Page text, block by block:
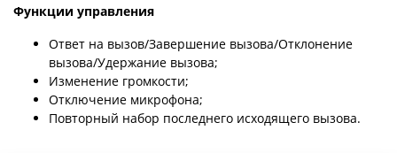
Функции управления
Ответ на вызов/Завершение вызова/Отклонение
вызова/Удержание вызова;
Изменение громкости;
Отключение микрофона;
Повторный набор последнего исходящего вызова.